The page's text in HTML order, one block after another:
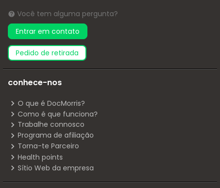
Você tem alguma pergunta?
Entrar em contato
pedido de retirada
conhece-nos
O que é DocMorris?
Como é que funciona?
Trabalhe connosco
Programa de afiliação
Torna-te Parceiro
Health points
Sítio Web da empresa